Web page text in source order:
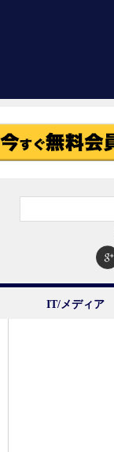
IT/メディア